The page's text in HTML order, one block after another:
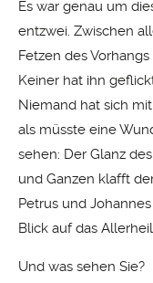
Es war genau um
entzwei. Zwischen
Fetzen des
Keiner hat ihn
Niemand hat sich
als müsste eine
sehen: Der Glanz
und Ganzen klafft
Petrus und
Blick auf das
Und was sehen Sie?